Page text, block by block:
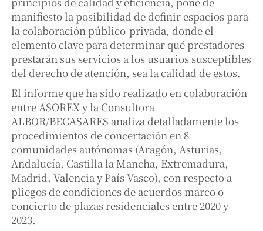
manifiesto la posibilidad de definir espacios para
la colaboración público-privada, donde el
elemento clave para determinar qué prestadores
prestarán sus servicios a los usuarios susceptibles
del derecho de atención, sea la calidad de estos.
El informe que ha sido realizado en colaboración
entre ASOREX y la Consultora
ALBOR/BECASARES analiza detalladamente los
procedimientos de concertación en 8
comunidades autónomas (Aragón, Asturias,
Andalucía, Castilla la Mancha, Extremadura,
Madrid, Valencia y País Vasco), con respecto a
pliegos de condiciones de acuerdos marco o
concierto de plazas residenciales entre 2020 y
2023.